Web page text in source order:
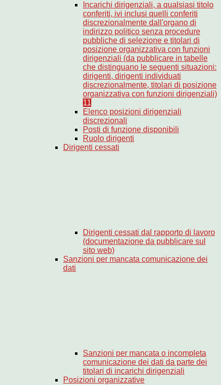
Incarichi dirigenziali, a qualsiasi titolo
conferiti, ivi inclusi quelli conferiti
discrezionalmente dall'organo di
indirizzo politico senza procedure
pubbliche di selezione e titolari di
posizione organizzativa con funzioni
dirigenziali (da pubblicare in tabelle
che distinguano le seguenti situazioni:
dirigenti, dirigenti individuati
discrezionalmente, titolari di posizione
organizzativa con funzioni dirigenziali)
11
Elenco posizioni dirigenziali
discrezionali
Posti di funzione disponibili
Ruolo dirigenti
Dirigenti cessati
Dirigenti cessati dal rapporto di lavoro
(documentazione da pubblicare sul
sito web)
Sanzioni per mancata comunicazione dei
dati
Sanzioni per mancata o incompleta
comunicazione dei dati da parte dei
titolari di incarichi dirigenziali
Posizioni organizzative